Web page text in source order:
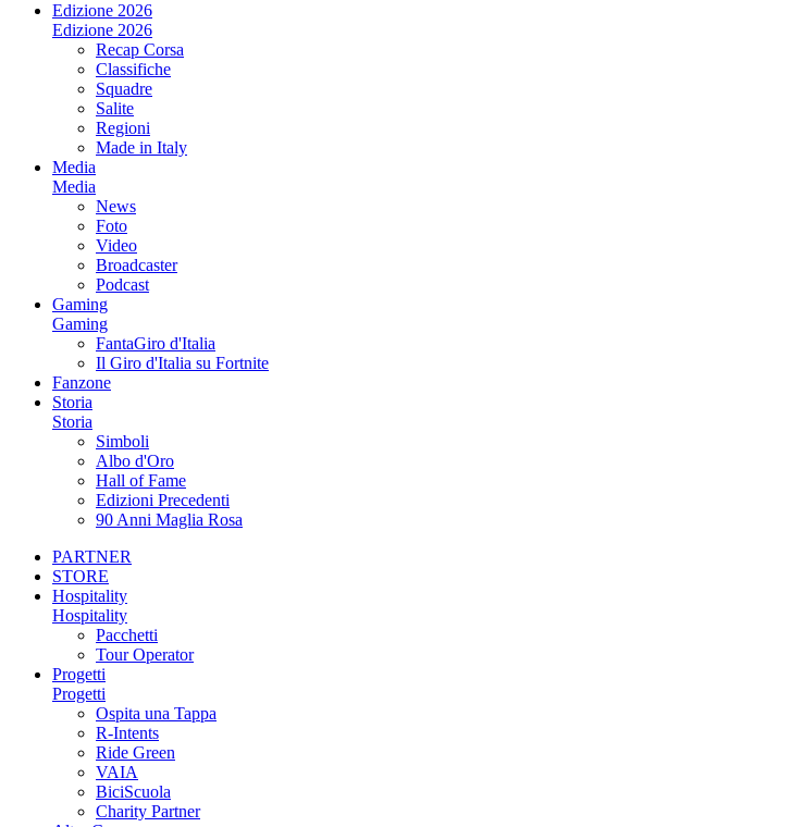
Edizione 2026
Edizione 2026
Recap Corsa
Classifiche
Squadre
Salite
Regioni
Made in Italy
Media
Media
News
Foto
Video
Broadcaster
Podcast
Gaming
Gaming
FantaGiro d'Italia
Il Giro d'Italia su Fortnite
Fanzone
Storia
Storia
Simboli
Albo d'Oro
Hall of Fame
Edizioni Precedenti
90 Anni Maglia Rosa
PARTNER
STORE
Hospitality
Hospitality
Pacchetti
Tour Operator
Progetti
Progetti
Ospita una Tappa
R-Intents
Ride Green
VAIA
BiciScuola
Charity Partner